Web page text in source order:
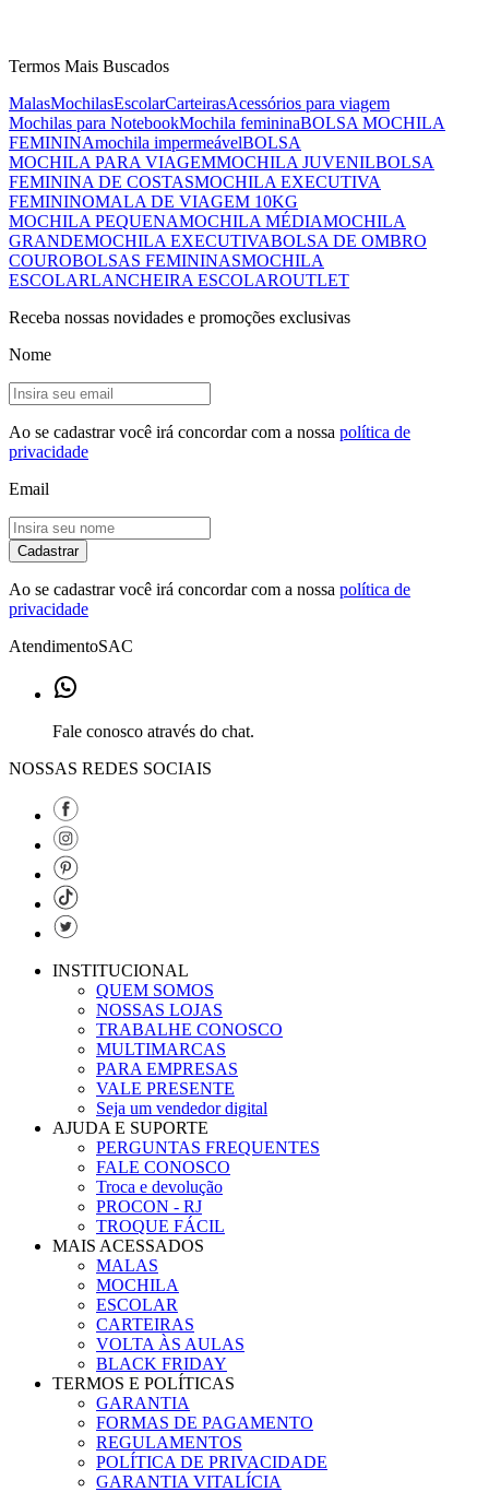
Termos Mais Buscados
MalasMochilasEscolarCarteirasAcessórios para viagem
Mochilas para NotebookMochila femininaBOLSA MOCHILA
FEMININAmochila impermeávelBOLSA
MOCHILA PARA VIAGEMMOCHILA JUVENILBOLSA
FEMININA DE COSTASMOCHILA EXECUTIVA
FEMININOMALA DE VIAGEM 10KG
MOCHILA PEQUENAMOCHILA MÉDIAMOCHILA
GRANDEMOCHILA EXECUTIVABOLSA DE OMBRO
COUROBOLSAS FEMININASMOCHILA
ESCOLARLANCHEIRA ESCOLAROUTLET
Receba nossas novidades e promoções exclusivas
Nome
Ao se cadastrar você irá concordar com a nossa política de
privacidade
Email
Cadastrar
Ao se cadastrar você irá concordar com a nossa política de
privacidade
AtendimentoSAC
Fale conosco através do chat.
NOSSAS REDES SOCIAIS
INSTITUCIONAL
QUEM SOMOS
NOSSAS LOJAS
TRABALHE CONOSCO
MULTIMARCAS
PARA EMPRESAS
VALE PRESENTE
Seja um vendedor digital
AJUDA E SUPORTE
PERGUNTAS FREQUENTES
FALE CONOSCO
Troca e devolução
PROCON - RJ
TROQUE FÁCIL
MAIS ACESSADOS
MALAS
MOCHILA
ESCOLAR
CARTEIRAS
VOLTA ÀS AULAS
BLACK FRIDAY
TERMOS E POLÍTICAS
GARANTIA
FORMAS DE PAGAMENTO
REGULAMENTOS
POLÍTICA DE PRIVACIDADE
GARANTIA VITALÍCIA